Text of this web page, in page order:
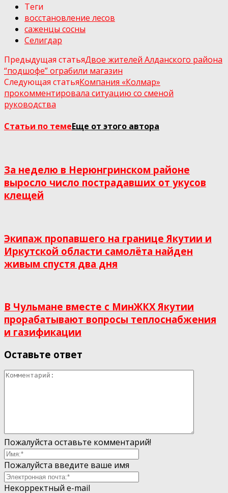
Теги
восстановление лесов
саженцы сосны
Селигдар
Предыдущая статьяДвое жителей Алданского района
“подшофе” ограбили магазин
Следующая статьяКомпания «Колмар»
прокомментировала ситуацию со сменой
руководства
Статьи по темеЕще от этого автора
За неделю в Нерюнгринском районе
выросло число пострадавших от укусов
клещей
Экипаж пропавшего на границе Якутии и
Иркутской области самолёта найден
живым спустя два дня
В Чульмане вместе с МинЖКХ Якутии
прорабатывают вопросы теплоснабжения
и газификации
Оставьте ответ
Пожалуйста оставьте комментарий!
Пожалуйста введите ваше имя
Некорректный e-mail